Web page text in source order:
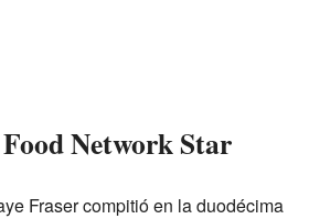
Network Star
Fraser compitió en la duodécima